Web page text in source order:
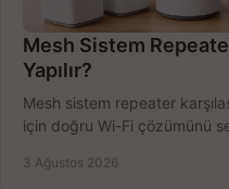
Mesh Sistem
Yapılır?
Mesh sistem repeater
için doğru Wi-Fi çözümünü
3 Ağustos 2026